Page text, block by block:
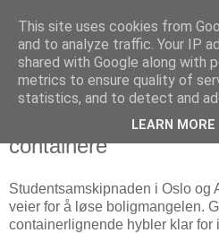
Arkitektur &
27 april 2013
Oslo-studentene kan
containere
Studentsamskipnaden i Oslo og
veier for å løse boligmangelen.
containerlignende hybler klar for
This site uses cookies from
and to analyze traffic. Your IP
shared with Google along with
metrics to ensure quality of
statistics, and to detect and
LEARN MORE